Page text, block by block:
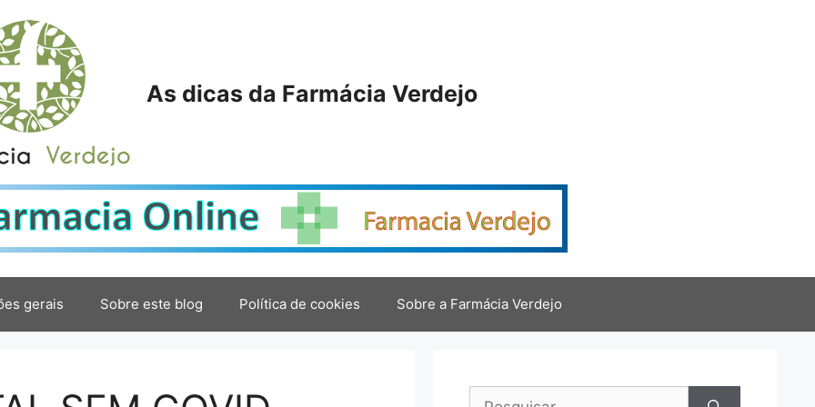
As dicas da Farmácia Verdejo
gerais Sobre este blog Política de cookies Sobre a Farmácia Verdejo